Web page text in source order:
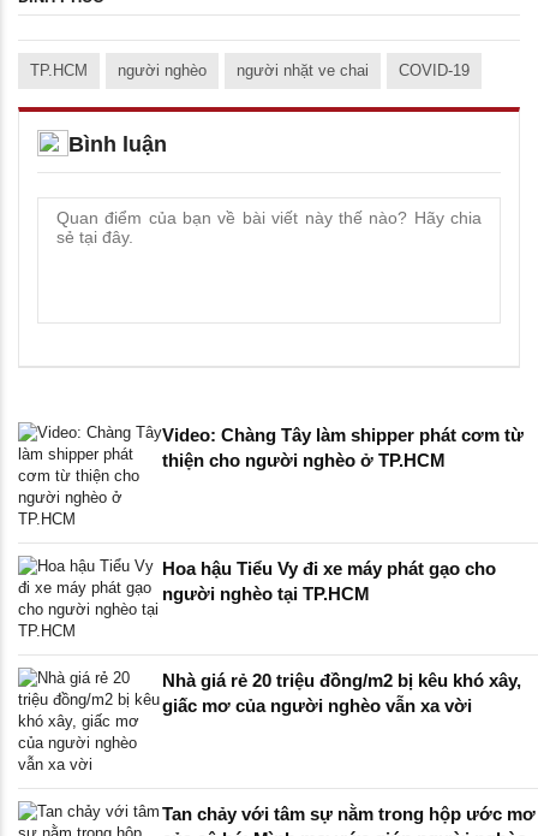
TP.HCM người nghèo người nhặt ve chai COVID-19
Bình luận
Video: Chàng Tây làm shipper phát cơm từ
thiện cho người nghèo ở TP.HCM
Hoa hậu Tiểu Vy đi xe máy phát gạo cho
người nghèo tại TP.HCM
Nhà giá rẻ 20 triệu đồng/m2 bị kêu khó xây,
giấc mơ của người nghèo vẫn xa vời
Tan chảy với tâm sự nằm trong hộp ước mơ